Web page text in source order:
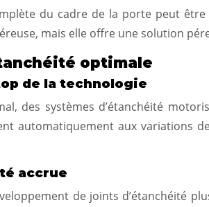
du cadre de la porte peut
mais elle offre une solution
optimale
de la technologie
des systèmes d’étanchéité
automatiquement aux
accrue
de joints d’étanchéité